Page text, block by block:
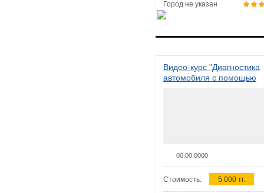
Город не указан
Видео-курс "Диагностика
автомобиля с помощью
00.00.0000
Стоимость: 5 000 тг.